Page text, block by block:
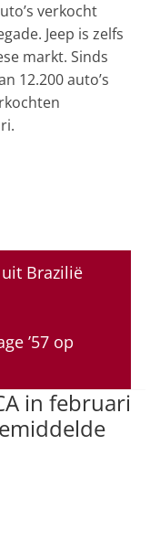
verkocht
Jeep is zelfs
markt. Sinds
12.200 auto’s
Brazilië
’57 op
in februari